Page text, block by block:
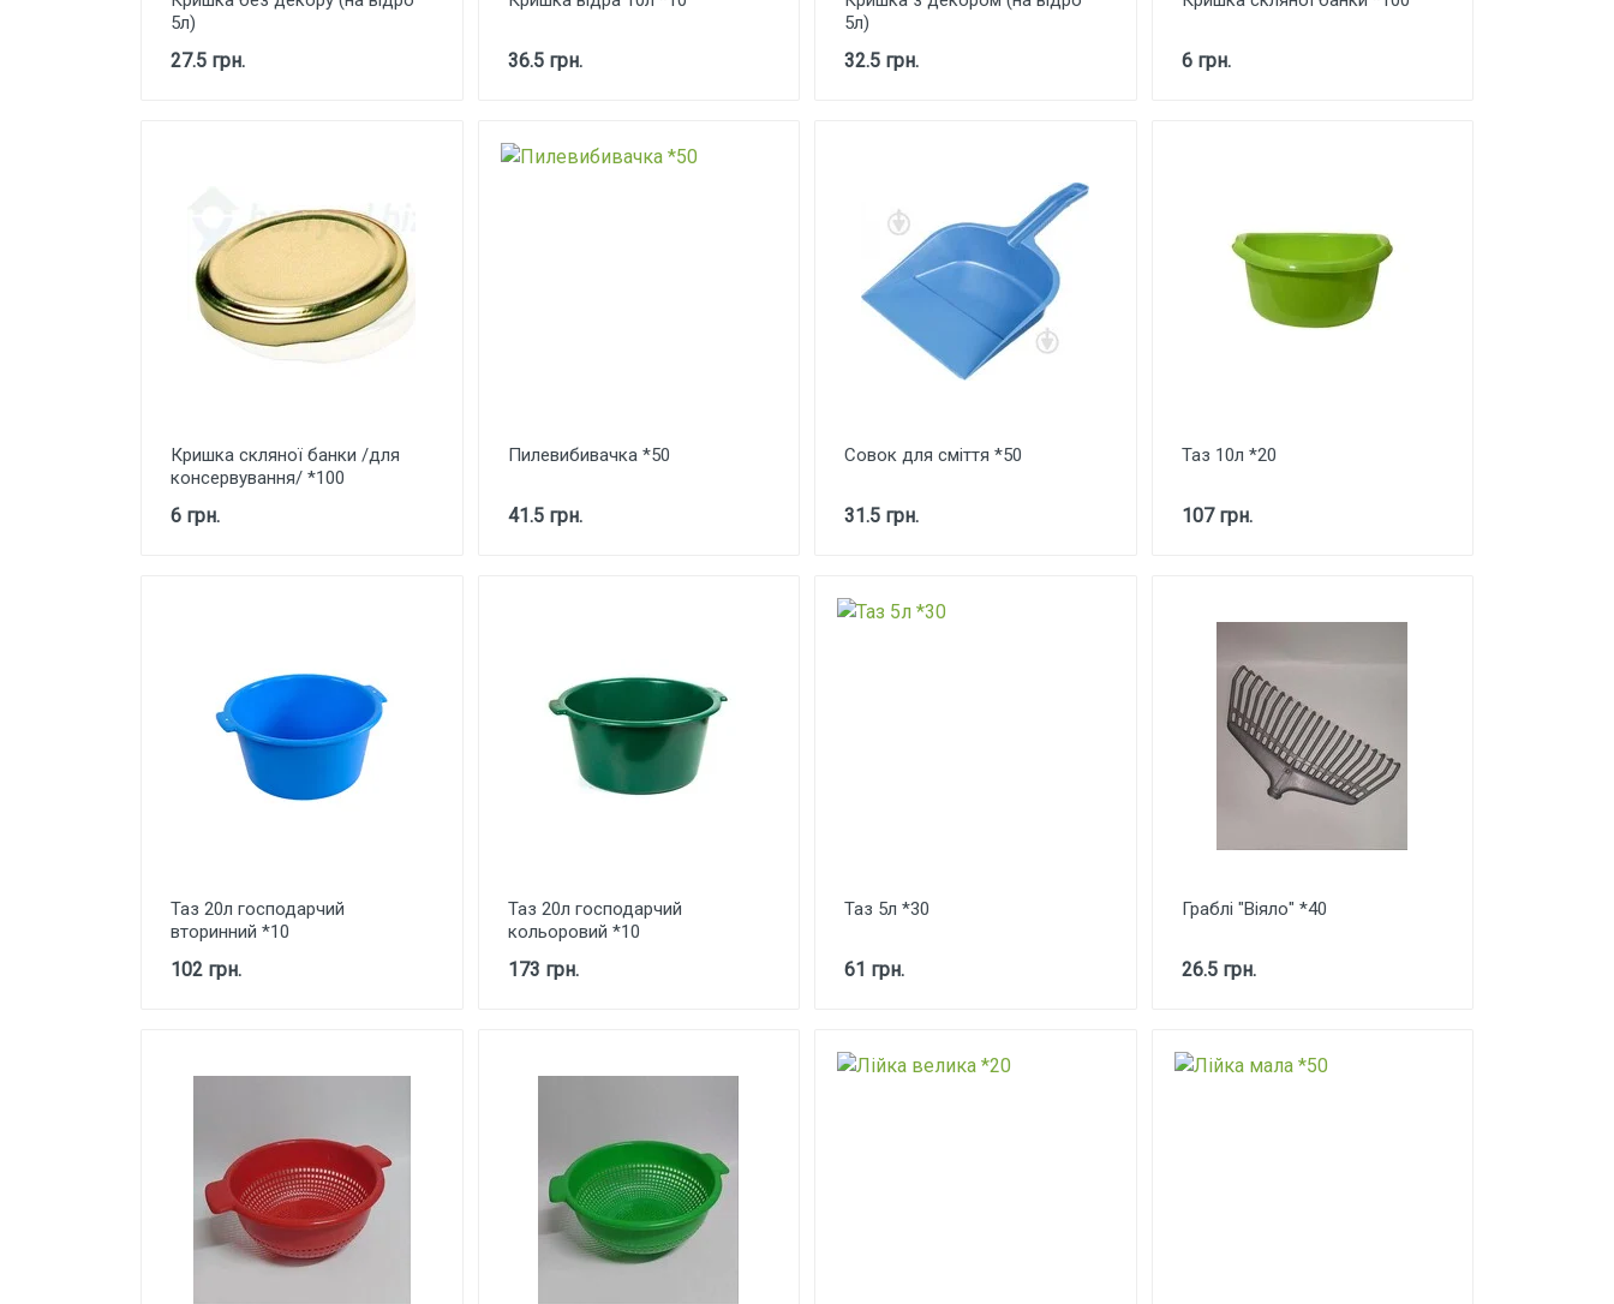
5л)
27.5 грн. 36.5 грн.
5л)
32.5 грн. 6 грн.
Кришка скляної банки /для
консервування/ *100
6 грн.
Пилевибивачка *50
41.5 грн.
Совок для сміття *50
31.5 грн.
Таз 10л *20
107 грн.
Таз 20л господарчий
вторинний *10
102 грн.
Таз 20л господарчий
кольоровий *10
173 грн.
Таз 5л *30
61 грн.
Граблі "Віяло" *40
26.5 грн.